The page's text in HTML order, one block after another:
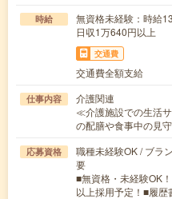
時給
無資格未経験：時
日収1万640円以上
交通費
交通費全額支給
仕事内容
介護関連
≪介護施設での生活
の配膳や食事中の見
応募資格
職種未経験OK / ブラ
要
■無資格・未経験OK
以上採用予定！■履